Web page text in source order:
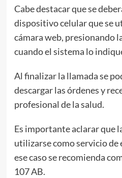
Cabe destacar que se
dispositivo celular que se
cámara web, presionando
cuando el sistema lo
Al finalizar la llamada se
descargar las órdenes y
profesional de la salud.
Es importante aclarar que
utilizarse como servicio de
ese caso se recomienda
107 AB.